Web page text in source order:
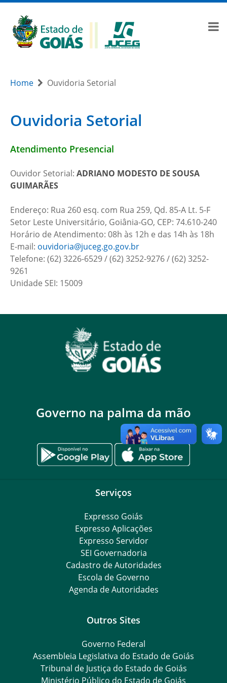
Home Ouvidoria Setorial
Ouvidoria Setorial
Atendimento Presencial
Ouvidor Setorial: ADRIANO MODESTO DE SOUSA
GUIMARÃES
Endereço: Rua 260 esq. com Rua 259, Qd. 85-A Lt. 5-F
Setor Leste Universitário, Goiânia-GO, CEP: 74.610-240
Horário de Atendimento: 08h às 12h e das 14h às 18h
E-mail: ouvidoria@juceg.go.gov.br
Telefone: (62) 3226-6529 / (62) 3252-9276 / (62) 3252-
9261
Unidade SEI: 15009
Governo na palma da mão
Serviços
Expresso Goiás
Expresso Aplicações
Expresso Servidor
SEI Governadoria
Cadastro de Autoridades
Escola de Governo
Agenda de Autoridades
Outros Sites
Governo Federal
Assembleia Legislativa do Estado de Goiás
Tribunal de Justiça do Estado de Goiás
Ministério Público do Estado de Goiás